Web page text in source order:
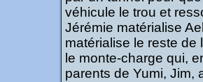
véhicule le trou et
Jérémie matérialise
matérialise le reste
le monte-charge qui,
parents de Yumi, Jim,